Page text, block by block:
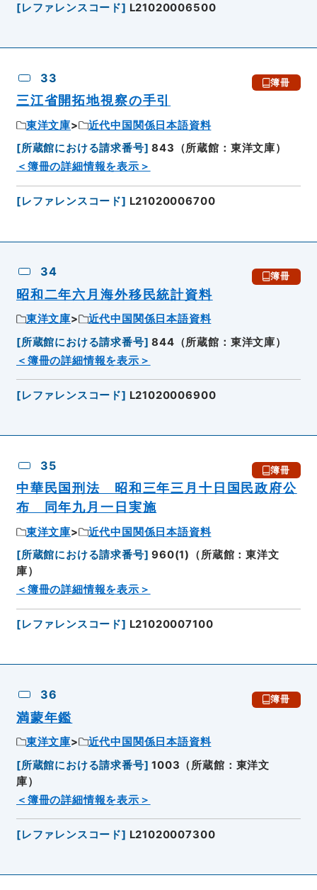
[レファレンスコード] L21020006500
33 簿冊
三江省開拓地視察の手引
東洋文庫
近代中国関係日本語資料
[所蔵館における請求番号] 843（所蔵館：東洋文庫）
＜簿冊の詳細情報を表示＞
[レファレンスコード] L21020006700
34 簿冊
昭和二年六月海外移民統計資料
東洋文庫
近代中国関係日本語資料
[所蔵館における請求番号] 844（所蔵館：東洋文庫）
＜簿冊の詳細情報を表示＞
[レファレンスコード] L21020006900
35 簿冊
中華民国刑法 昭和三年三月十日国民政府公
布 同年九月一日実施
東洋文庫
近代中国関係日本語資料
[所蔵館における請求番号] 960(1)（所蔵館：東洋文
庫）
＜簿冊の詳細情報を表示＞
[レファレンスコード] L21020007100
36 簿冊
満蒙年鑑
東洋文庫
近代中国関係日本語資料
[所蔵館における請求番号] 1003（所蔵館：東洋文
庫）
＜簿冊の詳細情報を表示＞
[レファレンスコード] L21020007300